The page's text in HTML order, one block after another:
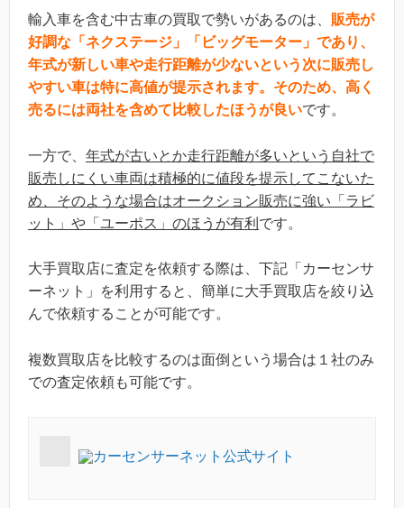
輸入車を含む中古車の買取で勢いがあるのは、 販売が
好調な「ネクステージ」「ビッグモーター」であり、
年式が新しい車や走行距離が少ないという次に販売し
やすい車は特に高値が提示されます。そのため、高く
売るには両社を含めて比較したほうが良いです。
一方で、 年式が古いとか走行距離が多いという自社で
販売しにくい車両は積極的に値段を提示してこないた
め、そのような場合はオークション販売に強い「ラビ
ット」や「ユーポス」のほうが有利 です。
大手買取店に査定を依頼する際は、下記「カーセンサ
ーネット」を利用すると、簡単に大手買取店を絞り込
んで依頼することが可能です。
複数買取店を比較するのは面倒という場合は１社のみ
での査定依頼も可能です。
カーセンサーネット公式サイト